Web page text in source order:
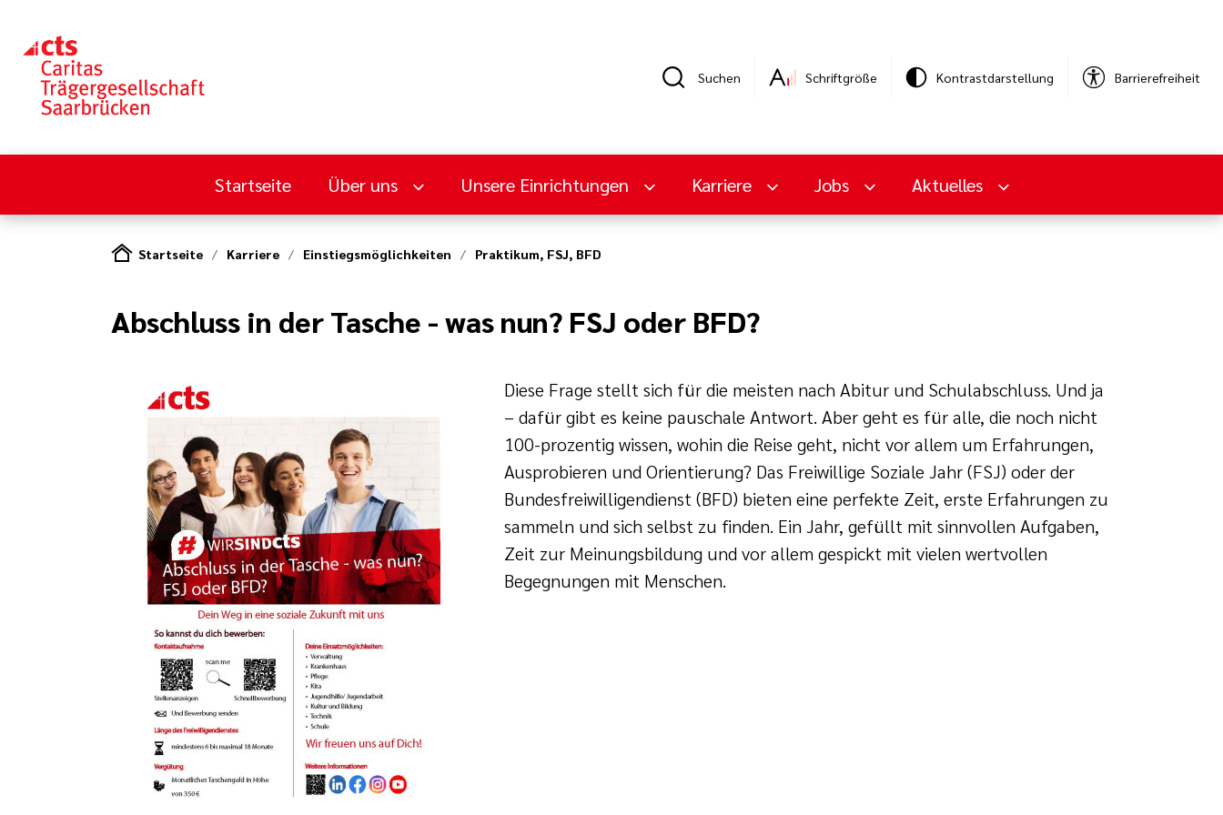
Suchen Schriftgröße Kontrastdarstellung Barrierefreiheit
Startseite Über uns Unsere Einrichtungen Karriere Jobs Aktuelles
Startseite Karriere Einstiegsmöglichkeiten Praktikum, FSJ, BFD
Abschluss in der Tasche - was nun? FSJ oder BFD?
Diese Frage stellt sich für die meisten nach Abitur und Schulabschluss. Und ja
– dafür gibt es keine pauschale Antwort. Aber geht es für alle, die noch nicht
100-prozentig wissen, wohin die Reise geht, nicht vor allem um Erfahrungen,
Ausprobieren und Orientierung? Das Freiwillige Soziale Jahr (FSJ) oder der
Bundesfreiwilligendienst (BFD) bieten eine perfekte Zeit, erste Erfahrungen zu
sammeln und sich selbst zu finden. Ein Jahr, gefüllt mit sinnvollen Aufgaben,
Zeit zur Meinungsbildung und vor allem gespickt mit vielen wertvollen
Begegnungen mit Menschen.